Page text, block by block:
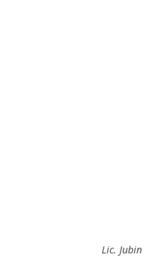
Lic. Jubin